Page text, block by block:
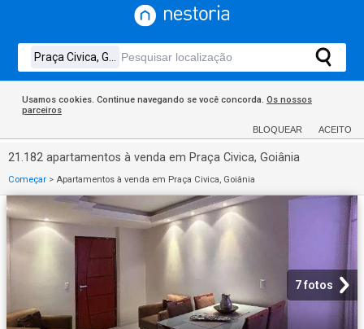
Usamos cookies. Continue navegando se você concorda. Os nossos
parceiros
BLOQUEAR ACEITO
21.182 apartamentos à venda em Praça Civica, Goiânia
Começar > Apartamentos à venda em Praça Civica, Goiânia
7 fotos